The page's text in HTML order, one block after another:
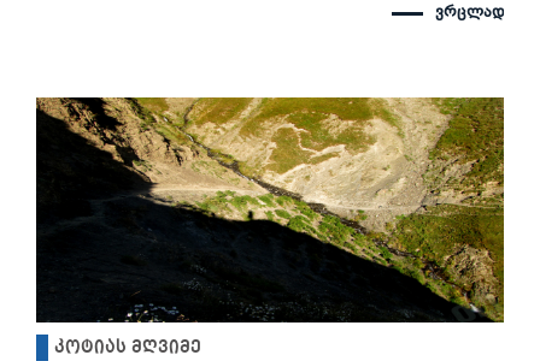
ვრცლად
კოტიას მღვიმე